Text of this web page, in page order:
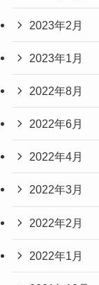
2023年2月
2023年1月
2022年8月
2022年6月
2022年4月
2022年3月
2022年2月
2022年1月